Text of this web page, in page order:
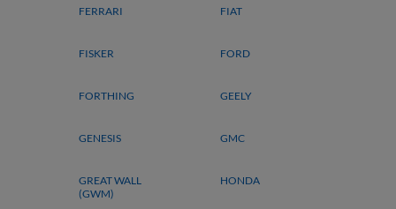
FERRARI FIAT
FISKER FORD
FORTHING GEELY
GENESIS GMC
GREAT WALL
(GWM)
HONDA